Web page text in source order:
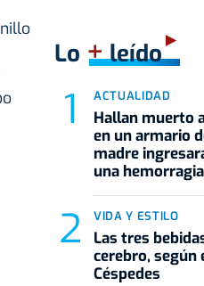
Lo +leído
ACTUALIDAD
Hallan muerto
en un armario
madre
una hemorragia
VIDA Y ESTILO
Las tres
cerebro, según
Céspedes